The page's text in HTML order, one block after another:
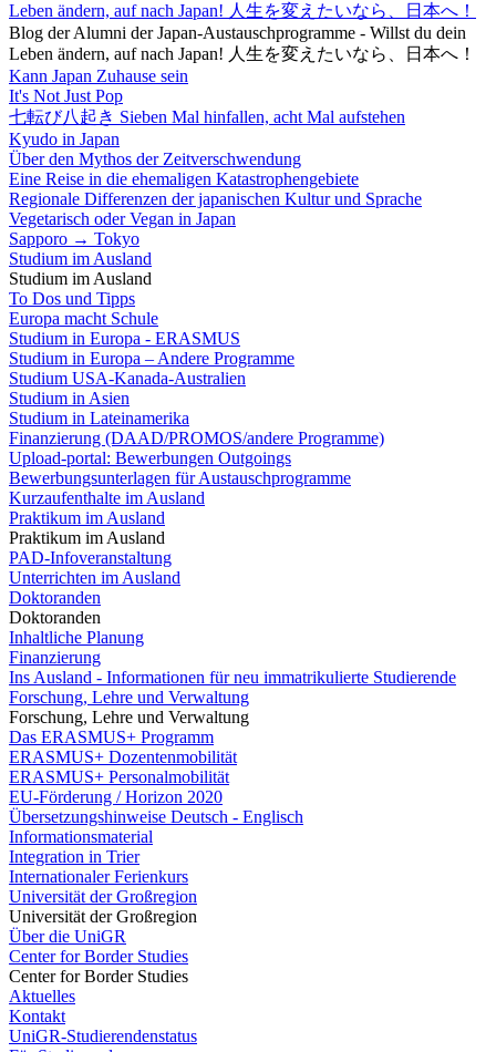
Leben ändern, auf nach Japan! 人生を変えたいなら、日本へ！
Blog der Alumni der Japan-Austauschprogramme - Willst du dein
Leben ändern, auf nach Japan! 人生を変えたいなら、日本へ！
Kann Japan Zuhause sein
It's Not Just Pop
七転び八起き Sieben Mal hinfallen, acht Mal aufstehen
Kyudo in Japan
Über den Mythos der Zeitverschwendung
Eine Reise in die ehemaligen Katastrophengebiete
Regionale Differenzen der japanischen Kultur und Sprache
Vegetarisch oder Vegan in Japan
Sapporo → Tokyo
Studium im Ausland
Studium im Ausland
To Dos und Tipps
Europa macht Schule
Studium in Europa - ERASMUS
Studium in Europa – Andere Programme
Studium USA-Kanada-Australien
Studium in Asien
Studium in Lateinamerika
Finanzierung (DAAD/PROMOS/andere Programme)
Upload-portal: Bewerbungen Outgoings
Bewerbungsunterlagen für Austauschprogramme
Kurzaufenthalte im Ausland
Praktikum im Ausland
Praktikum im Ausland
PAD-Infoveranstaltung
Unterrichten im Ausland
Doktoranden
Doktoranden
Inhaltliche Planung
Finanzierung
Ins Ausland - Informationen für neu immatrikulierte Studierende
Forschung, Lehre und Verwaltung
Forschung, Lehre und Verwaltung
Das ERASMUS+ Programm
ERASMUS+ Dozentenmobilität
ERASMUS+ Personalmobilität
EU-Förderung / Horizon 2020
Übersetzungshinweise Deutsch - Englisch
Informationsmaterial
Integration in Trier
Internationaler Ferienkurs
Universität der Großregion
Universität der Großregion
Über die UniGR
Center for Border Studies
Center for Border Studies
Aktuelles
Kontakt
UniGR-Studierendenstatus